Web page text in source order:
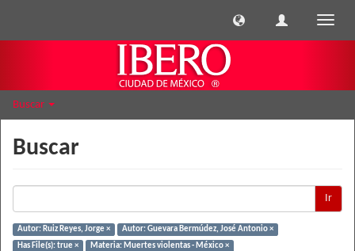
Buscar
Buscar
Ir
Autor: Ruiz Reyes, Jorge ×
Autor: Guevara Bermúdez, José Antonio ×
Has File(s): true ×
Materia: Muertes violentas - México ×